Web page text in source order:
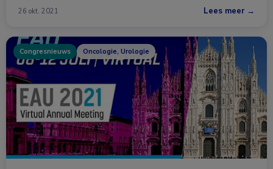
26 okt. 2021 Lees meer →
Congresnieuws Oncologie, Urologie